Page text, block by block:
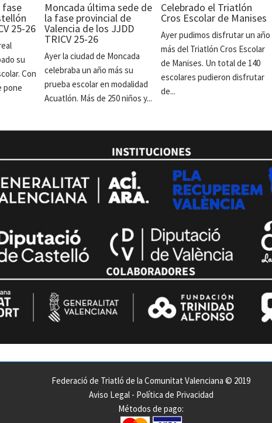
fase
25-26
su
Con
pone
Moncada última sede de
la fase provincial de
Valencia de los JJDD
TRICV 25-26
Ayer la ciudad de Moncada
celebraba un año más su
prueba escolar en modalidad
Acuatlón. Más de 250 niños y...
Celebrado el Triatlón
Cros Escolar de Manises
Ayer pudimos disfrutar un año
más del Triatlón Cros Escolar
de Manises. Un total de 140
escolares pudieron disfrutar
de...
Federació de Triatló de la Comunitat Valenciana © 2019
Aviso Legal- Política de Privacidad
Métodos de pago: